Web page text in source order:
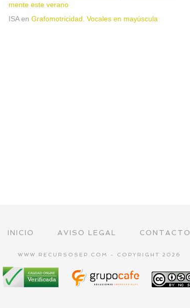
mente este verano
ISAen Grafomotricidad. Vocales en mayúscula
INICIO AVISO LEGAL CONTACTO
WWW.RECURSOSEP.COM - COPYRIGHT 2026